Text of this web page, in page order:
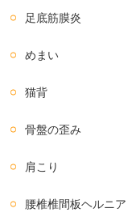
足底筋膜炎
めまい
猫背
骨盤の歪み
肩こり
腰椎椎間板ヘルニア